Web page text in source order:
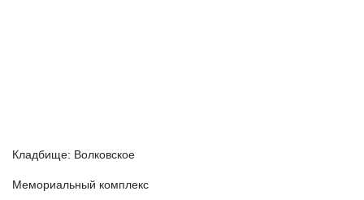
Кладбище: Волковское
Мемориальный комплекс